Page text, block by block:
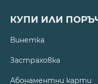
КУПИ ИЛИ
Винетка
Застраховка
Абонаментни карти